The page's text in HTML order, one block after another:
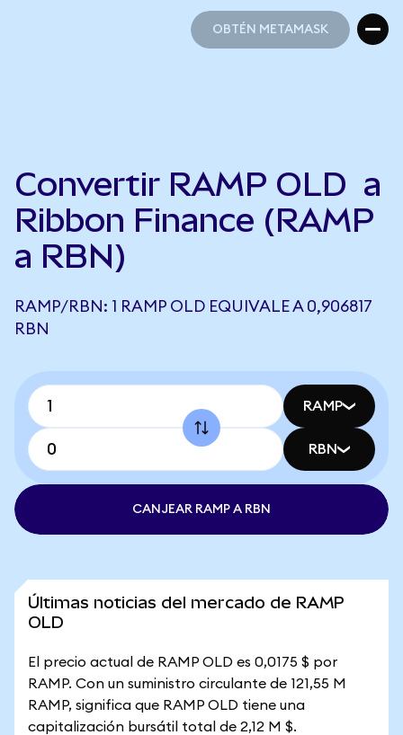
OBTÉN METAMASK
Convertir RAMP OLD a
Ribbon Finance (RAMP
a RBN)
RAMP/RBN: 1 RAMP OLD EQUIVALE A 0,906817
RBN
RAMP
RBN
CANJEAR RAMP A RBN
Últimas noticias del mercado de RAMP
OLD
El precio actual de RAMP OLD es 0,0175 $ por
RAMP. Con un suministro circulante de 121,55 M
RAMP, significa que RAMP OLD tiene una
capitalización bursátil total de 2,12 M $.